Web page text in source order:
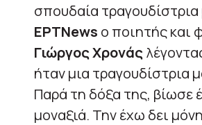
σπουδαία
EΡΤΝews o ποιητής και
Γιώργος Χρονάς
ήταν μια τραγουδίστρια
Παρά τη δόξα της, βίωσε
μοναξιά. Την έχω δει